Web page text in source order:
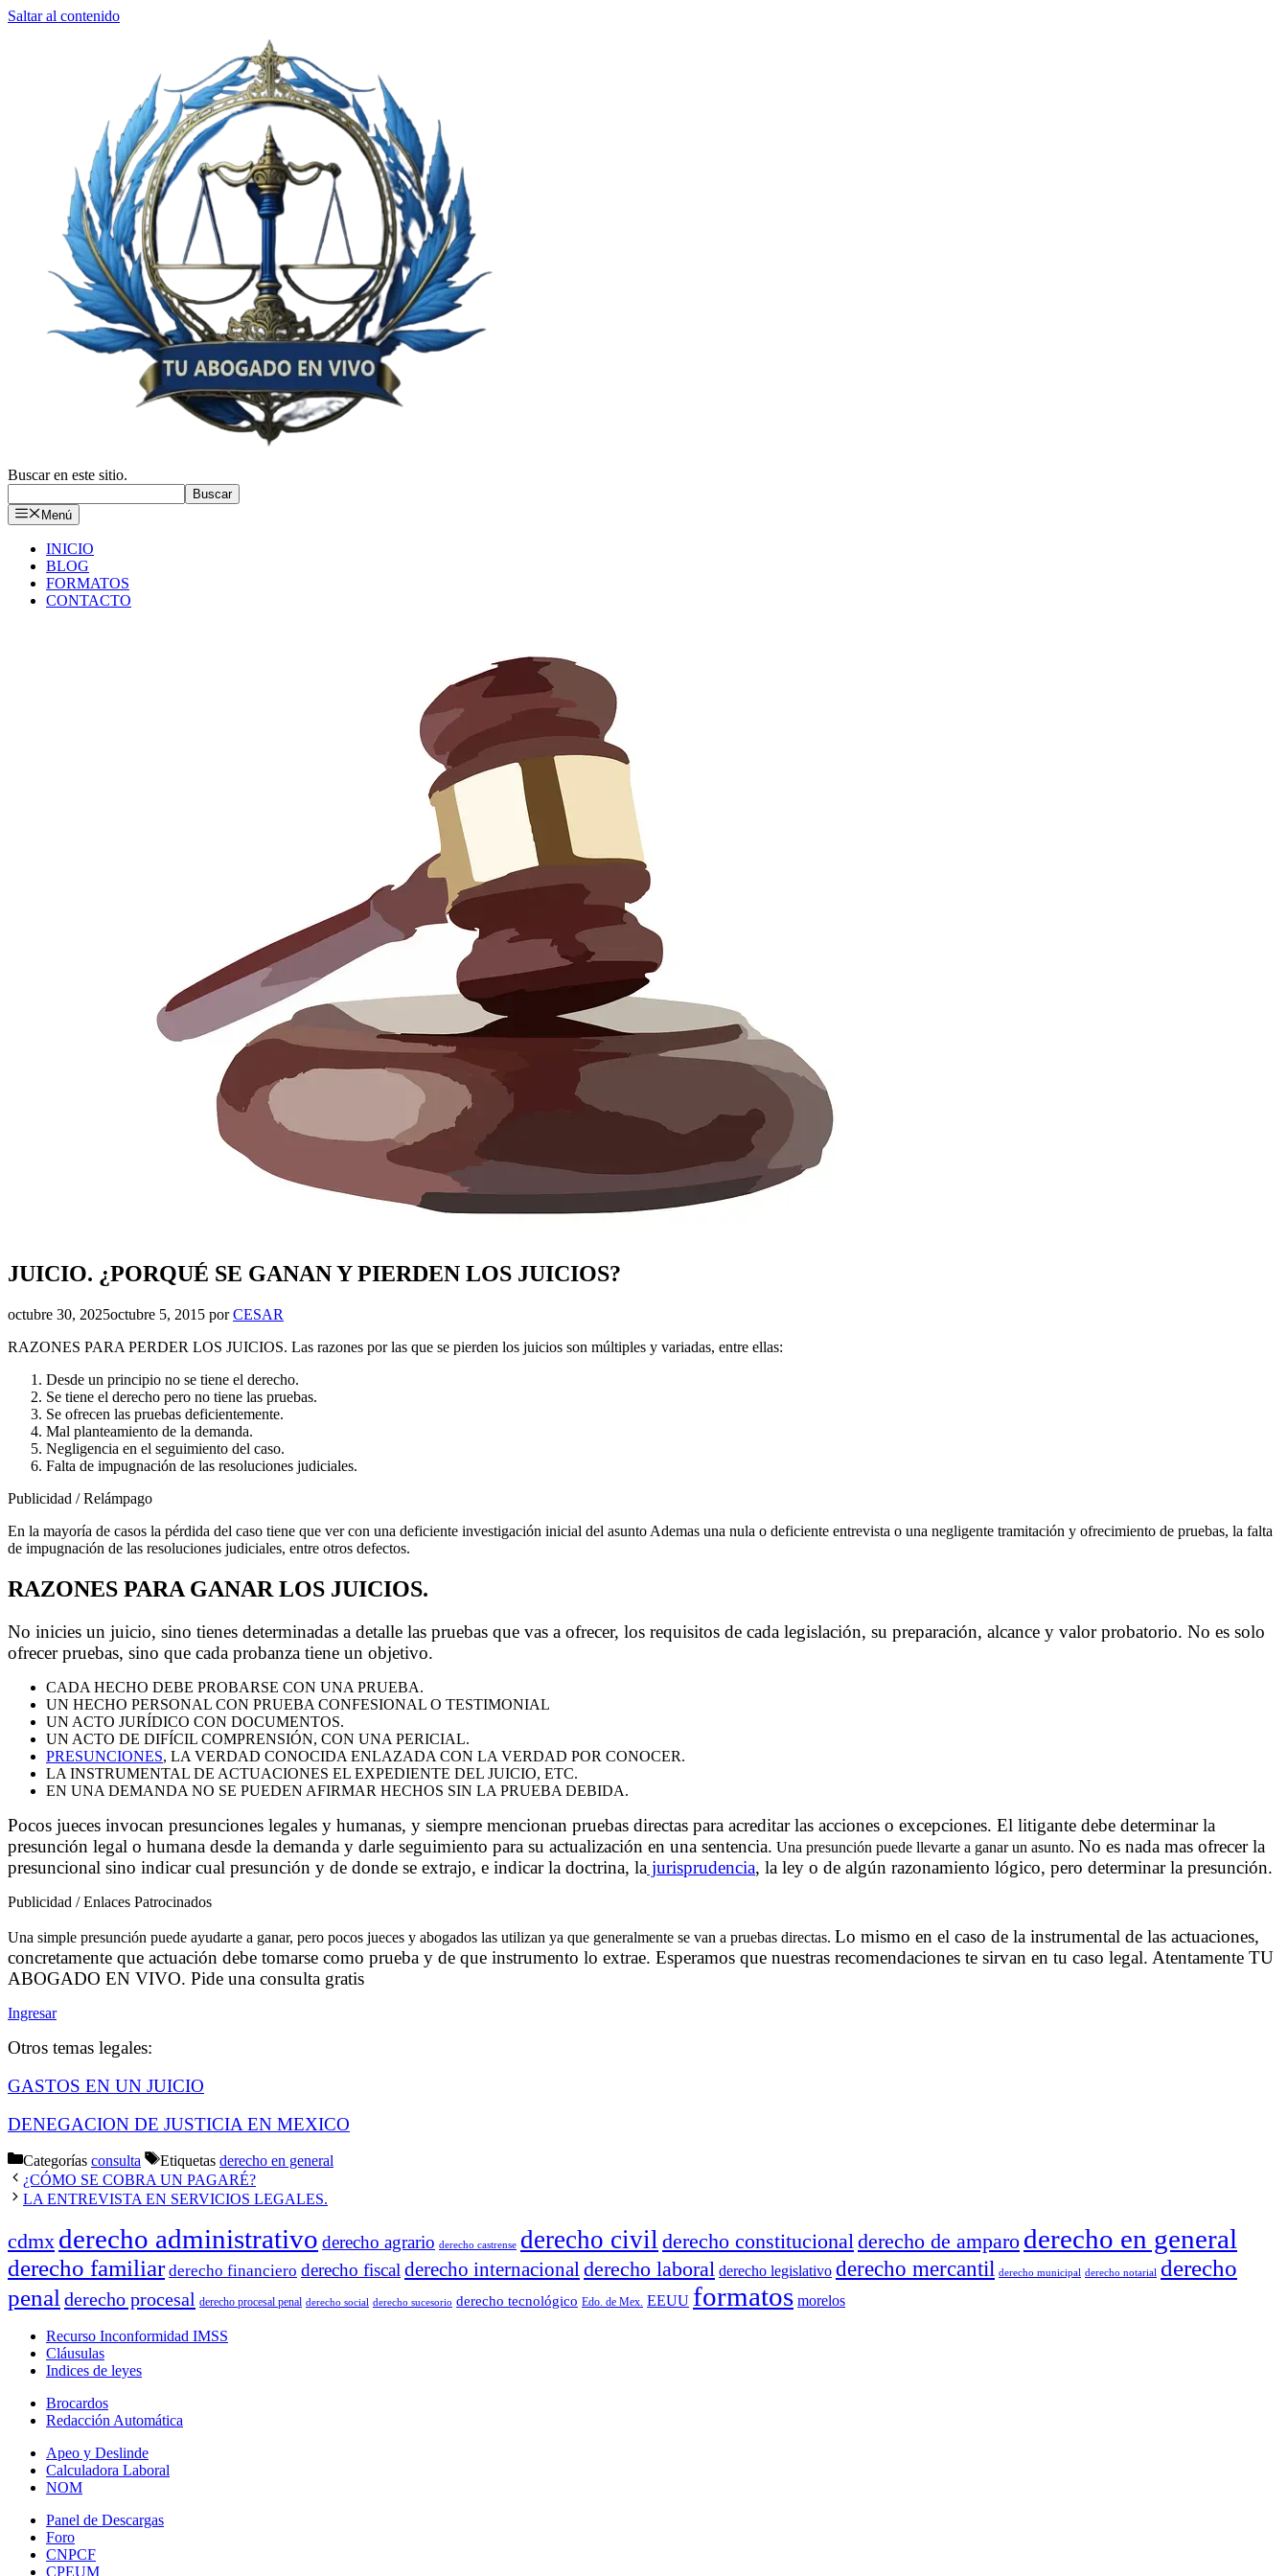
Saltar al contenido
Buscar en este sitio.
Buscar
Menú
INICIO
BLOG
FORMATOS
CONTACTO
JUICIO. ¿PORQUÉ SE GANAN Y PIERDEN LOS JUICIOS?
octubre 30, 2025octubre 5, 2015 porCESAR
RAZONES PARA PERDER LOS JUICIOS. Las razones por las que se pierden los juicios son múltiples y variadas, entre ellas:
Desde un principio no se tiene el derecho.
Se tiene el derecho pero no tiene las pruebas.
Se ofrecen las pruebas deficientemente.
Mal planteamiento de la demanda.
Negligencia en el seguimiento del caso.
Falta de impugnación de las resoluciones judiciales.
Publicidad / Relámpago
En la mayoría de casos la pérdida del caso tiene que ver con una deficiente investigación inicial del asunto Ademas una nula o deficiente entrevista o una negligente tramitación y ofrecimiento de pruebas, la falta
de impugnación de las resoluciones judiciales, entre otros defectos.
RAZONES PARA GANAR LOS JUICIOS.
No inicies un juicio, sino tienes determinadas a detalle las pruebas que vas a ofrecer, los requisitos de cada legislación, su preparación, alcance y valor probatorio. No es solo
ofrecer pruebas, sino que cada probanza tiene un objetivo.
CADA HECHO DEBE PROBARSE CON UNA PRUEBA.
UN HECHO PERSONAL CON PRUEBA CONFESIONAL O TESTIMONIAL
UN ACTO JURÍDICO CON DOCUMENTOS.
UN ACTO DE DIFÍCIL COMPRENSIÓN, CON UNA PERICIAL.
PRESUNCIONES, LA VERDAD CONOCIDA ENLAZADA CON LA VERDAD POR CONOCER.
LA INSTRUMENTAL DE ACTUACIONES EL EXPEDIENTE DEL JUICIO, ETC.
EN UNA DEMANDA NO SE PUEDEN AFIRMAR HECHOS SIN LA PRUEBA DEBIDA.
Pocos jueces invocan presunciones legales y humanas, y siempre mencionan pruebas directas para acreditar las acciones o excepciones. El litigante debe determinar la
presunción legal o humana desde la demanda y darle seguimiento para su actualización en una sentencia. Una presunción puede llevarte a ganar un asunto. No es nada mas ofrecer la
presuncional sino indicar cual presunción y de donde se extrajo, e indicar la doctrina, la jurisprudencia, la ley o de algún razonamiento lógico, pero determinar la presunción.
Publicidad / Enlaces Patrocinados
Una simple presunción puede ayudarte a ganar, pero pocos jueces y abogados las utilizan ya que generalmente se van a pruebas directas. Lo mismo en el caso de la instrumental de las actuaciones,
concretamente que actuación debe tomarse como prueba y de que instrumento lo extrae. Esperamos que nuestras recomendaciones te sirvan en tu caso legal. Atentamente TU
ABOGADO EN VIVO. Pide una consulta gratis
Ingresar
Otros temas legales:
GASTOS EN UN JUICIO
DENEGACION DE JUSTICIA EN MEXICO
Categorías consulta Etiquetas derecho en general
¿CÓMO SE COBRA UN PAGARÉ?
LA ENTREVISTA EN SERVICIOS LEGALES.
cdmx derecho administrativo derecho agrario derecho castrense derecho civil derecho constitucional derecho de amparo derecho en general
derecho familiar derecho financiero derecho fiscal derecho internacionalderecho laboral derecho legislativo derecho mercantil derecho municipal derecho notarial
derecho
penal derecho procesal derecho procesal penal derecho social derecho sucesorio derecho tecnológico Edo. de Mex. EEUU formatos morelos
Recurso Inconformidad IMSS
Cláusulas
Indices de leyes
Brocardos
Redacción Automática
Apeo y Deslinde
Calculadora Laboral
NOM
Panel de Descargas
Foro
CNPCF
CPEUM